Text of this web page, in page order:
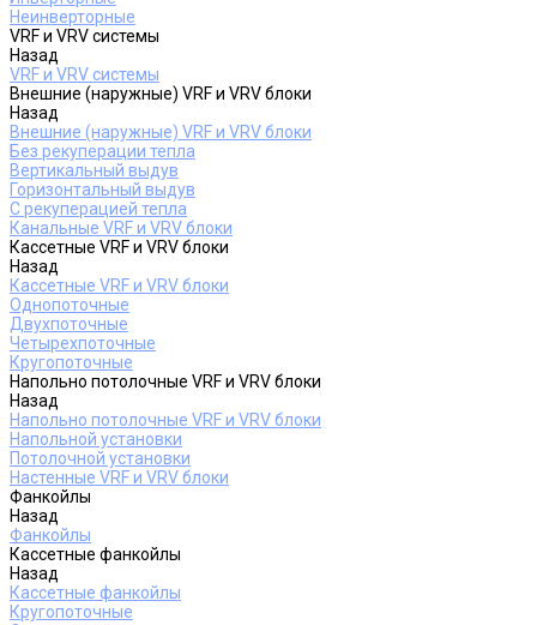
Неинверторные
VRF и VRV системы
Назад
VRF и VRV системы
Внешние (наружные) VRF и VRV блоки
Назад
Внешние (наружные) VRF и VRV блоки
Без рекуперации тепла
Вертикальный выдув
Горизонтальный выдув
С рекуперацией тепла
Канальные VRF и VRV блоки
Кассетные VRF и VRV блоки
Назад
Кассетные VRF и VRV блоки
Однопоточные
Двухпоточные
Четырехпоточные
Кругопоточные
Напольно потолочные VRF и VRV блоки
Назад
Напольно потолочные VRF и VRV блоки
Напольной установки
Потолочной установки
Настенные VRF и VRV блоки
Фанкойлы
Назад
Фанкойлы
Кассетные фанкойлы
Назад
Кассетные фанкойлы
Кругопоточные